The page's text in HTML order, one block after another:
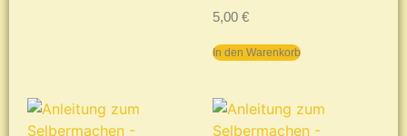
5,00 €
In den Warenkorb